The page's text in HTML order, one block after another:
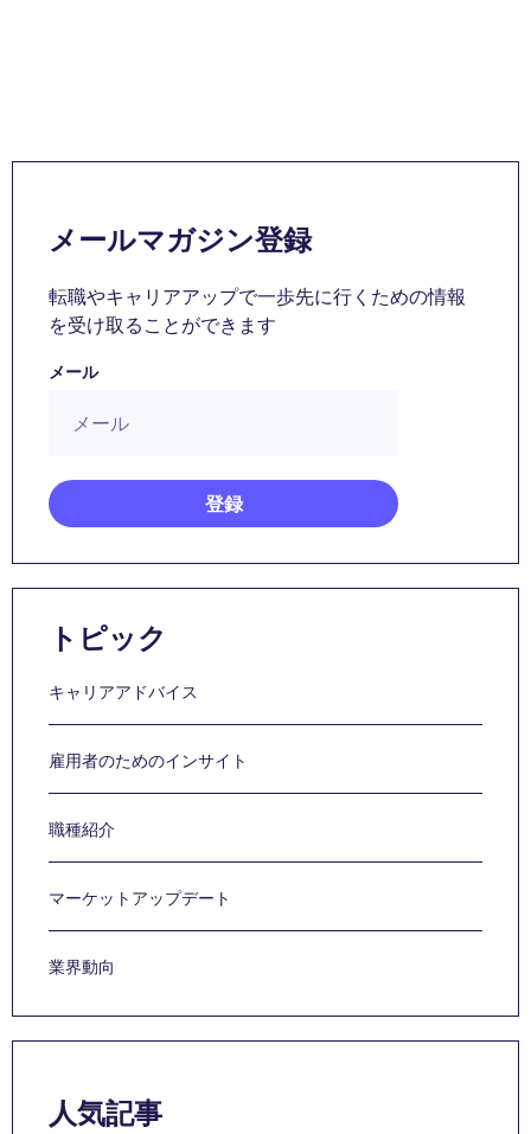
メールマガジン登録
転職やキャリアアップで一歩先に行くための情報
を受け取ることができます
メール
トピック
キャリアアドバイス
雇用者のためのインサイト
職種紹介
マーケットアップデート
業界動向
人気記事